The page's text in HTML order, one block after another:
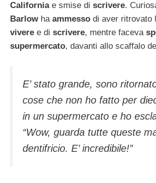
Californiae smise di scrivere.
Barlow ha ammesso di aver ritrovato
vivere e di scrivere, mentre faceva
supermercato, davanti allo scaffalo
E’ stato grande, sono
cose che non ho fatto per
in un supermercato e ho
“Wow, guarda tutte queste
dentifricio. E’ incredibile!”